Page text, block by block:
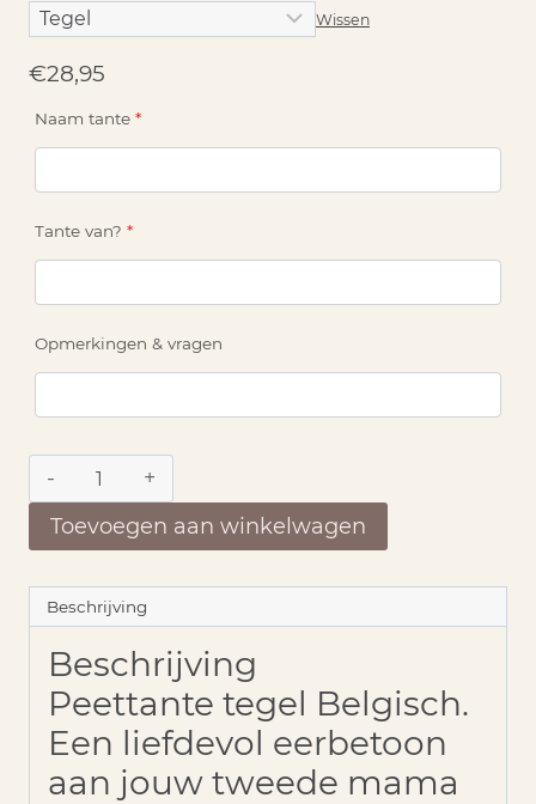
Wissen
€28,95
Naam tante *
Tante van? *
Opmerkingen & vragen
Peettante
tegel
Belgisch
aantal
Toevoegen aan winkelwagen
Beschrijving
Beschrijving
Peettante tegel Belgisch.
Een liefdevol eerbetoon
aan jouw tweede mama